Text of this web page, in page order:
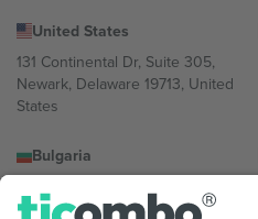
United States
131 Continental Dr, Suite 305,
Newark, Delaware 19713, United
States
Bulgaria
Totleben 53-55, 1606 Sofia,